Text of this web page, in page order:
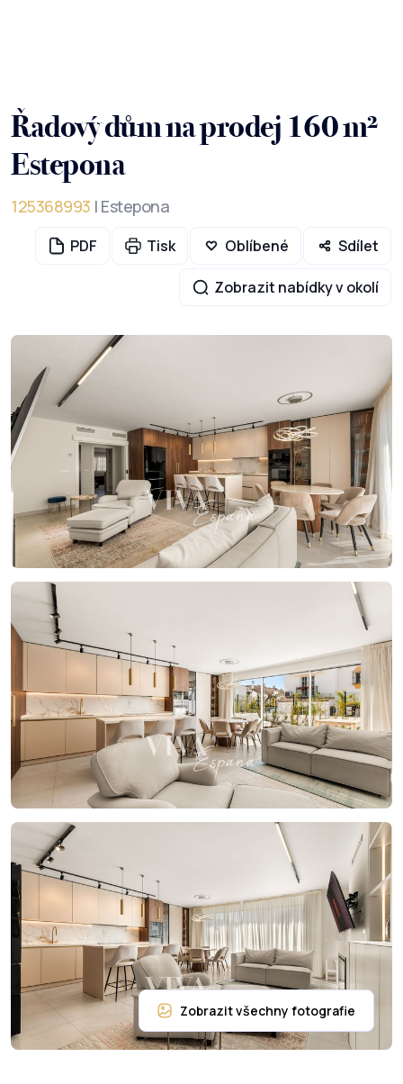
Řadový dům na prodej 160 m²
Estepona
125368993 | Estepona
PDF Tisk Oblíbené Sdílet
Zobrazit nabídky v okolí